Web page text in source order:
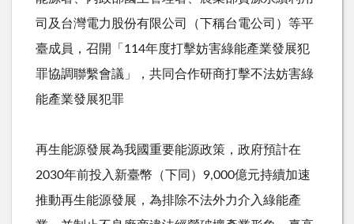
司及台灣電力股份有限公司（下稱台電公司）等平
臺成員，召開「 114年度打擊妨害綠能產業發展犯
罪協調聯繫會議」，共同合作研商打擊不法妨害綠
能產業發展犯罪
再生能源發展為我國重要能源政策，政府預計在
2030年前投入新臺幣（下同） 9,000億元持續加速
推動再生能源發展，為排除不法外力介入綠能產